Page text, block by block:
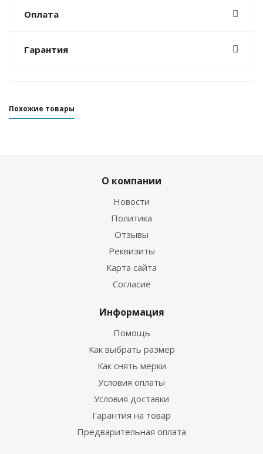
Оплата
Гарантия
Похожие товары
О компании
Новости
Политика
Отзывы
Реквизиты
Карта сайта
Согласие
Информация
Помощь
Как выбрать размер
Как снять мерки
Условия оплаты
Условия доставки
Гарантия на товар
Предварительная оплата